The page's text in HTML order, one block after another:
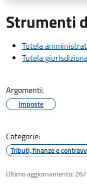
Strumenti
Tutela
Tutela
Argomenti:
Imposte
Categorie:
Tributi, finanze e
Ultimo aggiornamento: